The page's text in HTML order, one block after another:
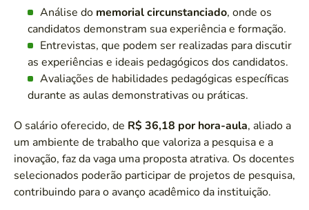
Análise do memorial circunstanciado, onde os
candidatos demonstram sua experiência e formação.
Entrevistas, que podem ser realizadas para discutir
as experiências e ideais pedagógicos dos candidatos.
Avaliações de habilidades pedagógicas específicas
durante as aulas demonstrativas ou práticas.
O salário oferecido, de R$ 36,18 por hora-aula, aliado a
um ambiente de trabalho que valoriza a pesquisa e a
inovação, faz da vaga uma proposta atrativa. Os docentes
selecionados poderão participar de projetos de pesquisa,
contribuindo para o avanço acadêmico da instituição.